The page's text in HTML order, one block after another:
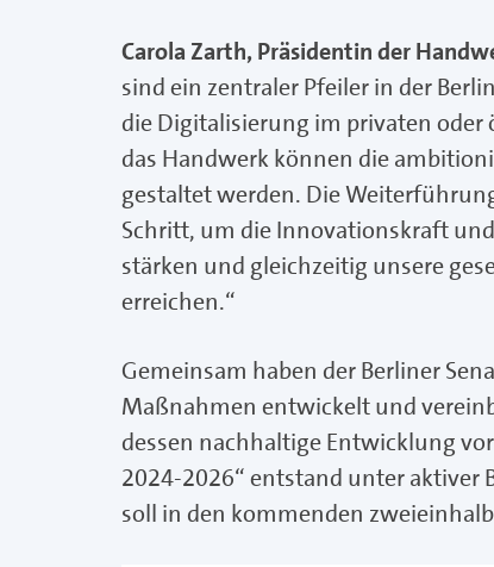
Carola Zarth, Präsidentin der
sind ein zentraler Pfeiler in der
die Digitalisierung im privaten oder
das Handwerk können die
gestaltet werden. Die
Schritt, um die Innovationskraft
stärken und gleichzeitig unsere
erreichen.“
Gemeinsam haben der Berliner
Maßnahmen entwickelt und
dessen nachhaltige Entwicklung
2024-2026“ entstand unter aktiver
soll in den kommenden